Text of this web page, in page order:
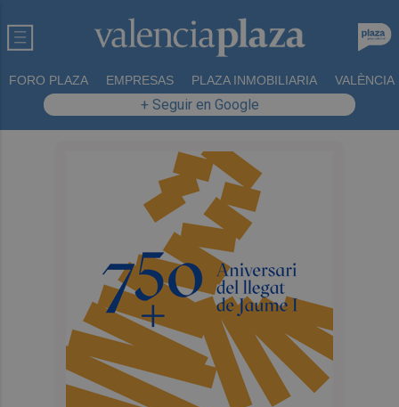
FORO PLAZA EMPRESAS PLAZA INMOBILIARIA VALÈNCIA
+ Seguir en Google